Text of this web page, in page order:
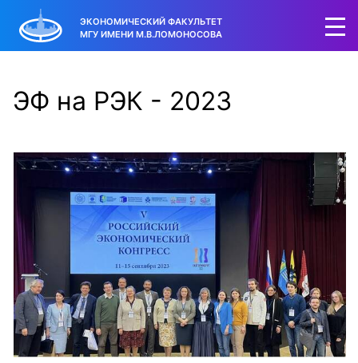
ЭКОНОМИЧЕСКИЙ ФАКУЛЬТЕТ
МГУ ИМЕНИ М.В.ЛОМОНОСОВА
ЭФ на РЭК - 2023